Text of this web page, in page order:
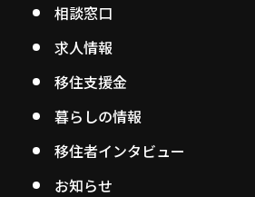
相談窓口
求人情報
移住支援金
暮らしの情報
移住者インタビュー
お知らせ